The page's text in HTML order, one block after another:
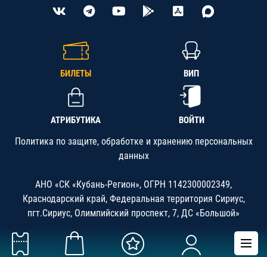
БИЛЕТЫ ВИП
АТРИБУТИКА ВОЙТИ
Политика по защите, обработке и хранению персональных
данных
АНО «СК «Кубань-Регион», ОГРН 1142300002349,
Краснодарский край, Федеральная территория Сириус,
пгт.Сириус, Олимпийский проспект, 7, ДС «Большой»